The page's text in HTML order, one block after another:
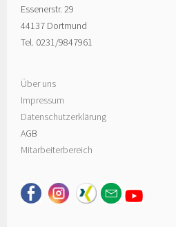
Essenerstr. 29
44137 Dortmund
Tel. 0231/9847961
Über uns
Impressum
Datenschutzerklärung
AGB
Mitarbeiterbereich